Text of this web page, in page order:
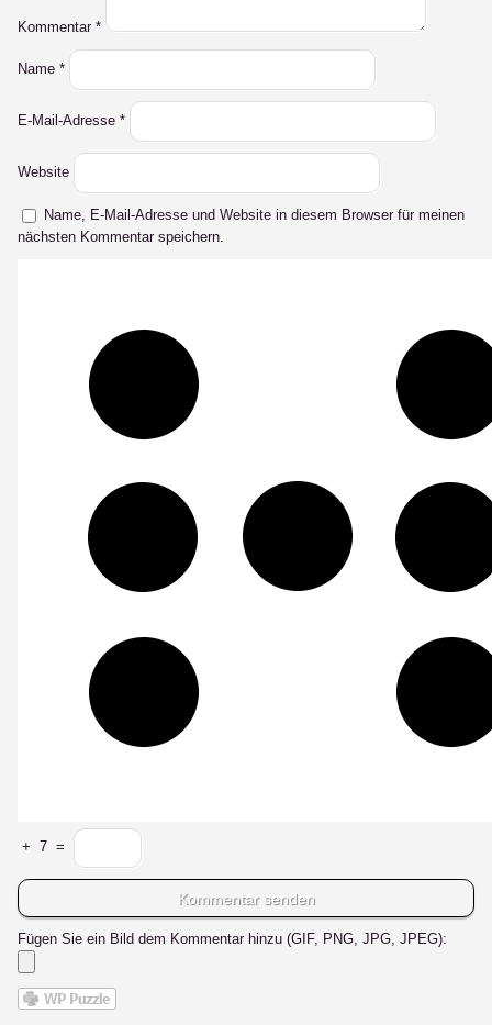
Kommentar *
Name *
E-Mail-Adresse *
Website
Name, E-Mail-Adresse und Website in diesem Browser für meinen
nächsten Kommentar speichern.
+ 7 =
Fügen Sie ein Bild dem Kommentar hinzu (GIF, PNG, JPG, JPEG):